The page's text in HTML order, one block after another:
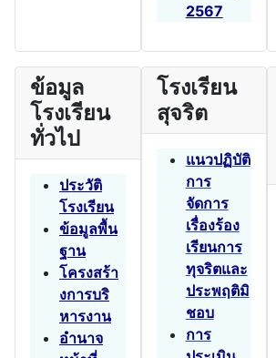
2567
ข้อมูล
โรงเรียน
ทั่วไป
ประวัติ
โรงเรียน
ข้อมูลพื้น
ฐาน
โครงสร้า
งการบริ
หารงาน
อำนาจ
โรงเรียน
สุจริต
แนวปฏิบัติ
การ
จัดการ
เรื่องร้อง
เรียนการ
ทุจริตและ
ประพฤติมิ
ชอบ
การ